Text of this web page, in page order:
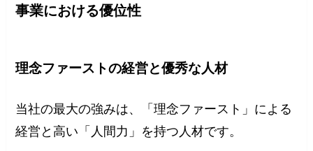
事業における優位性
理念ファーストの経営と優秀な人材
当社の最大の強みは、「理念ファースト」による
経営と高い「人間力」を持つ人材です。